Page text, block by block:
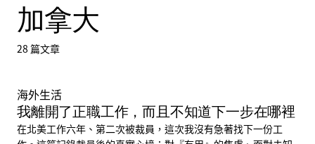
加拿大
28 篇文章
海外生活
我離開了正職工作，而且不知道下一步在哪裡
在北美工作六年、第二次被裁員，這次我沒有急著找下一份工